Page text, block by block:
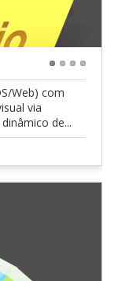
Web) com
via
de...